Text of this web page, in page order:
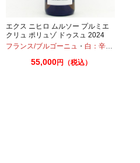
・ピノノワール
エクス ニヒロ ムルソー プルミエ
クリュ ポリュゾ ドゥスュ 2024
750ml
フランス/ブルゴーニュ ・ 白：辛口
55,000円（税込）